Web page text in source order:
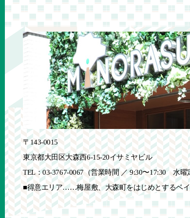
〒143-0015
東京都大田区大森西6-15-20イサミヤビル
TEL：03-3767-0067（営業時間 ／ 9:30〜17:30 水曜
■得意エリア……梅屋敷、大森町をはじめとするベ